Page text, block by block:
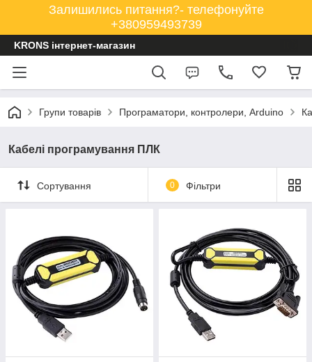
Залишились питання?- телефонуйте
+380959493739
KRONS інтернет-магазин
Групи товарів Програматори, контролери, Arduino
Кабелі програмування ПЛК
Сортування 0 Фільтри